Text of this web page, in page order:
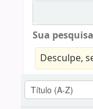
Sua
Desculpe,